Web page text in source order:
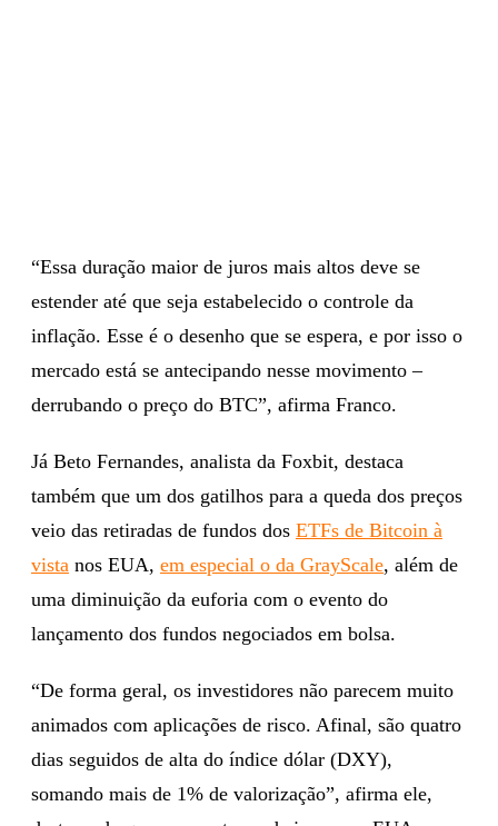
“Essa duração maior de juros mais altos deve se
estender até que seja estabelecido o controle da
inflação. Esse é o desenho que se espera, e por isso o
mercado está se antecipando nesse movimento –
derrubando o preço do BTC”, afirma Franco.
Já Beto Fernandes, analista da Foxbit, destaca
também que um dos gatilhos para a queda dos preços
veio das retiradas de fundos dos ETFs de Bitcoin à
vista nos EUA, em especial o da GrayScale, além de
uma diminuição da euforia com o evento do
lançamento dos fundos negociados em bolsa.
“De forma geral, os investidores não parecem muito
animados com aplicações de risco. Afinal, são quatro
dias seguidos de alta do índice dólar (DXY),
somando mais de 1% de valorização”, afirma ele,